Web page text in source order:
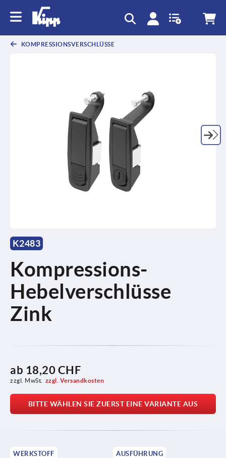
KOMPRESSIONSVERSCHLÜSSE
K2483
Kompressions-
Hebelverschlüsse
Zink
ab 18,20 CHF
zzgl. MwSt. zzgl. Versandkosten
BITTE WÄHLEN SIE ZUERST EINE VARIANTE AUS
WERKSTOFF AUSFÜHRUNG